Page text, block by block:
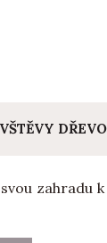
zahradu